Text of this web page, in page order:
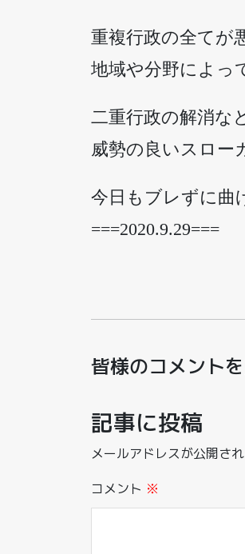
重複行政の全てが
地域や分野によっ
二重行政の解消な
威勢の良いスロー
今日もブレずに曲
===2020.9.29===
皆様のコメント
記事に投稿
メールアドレスが公開さ
コメント ※